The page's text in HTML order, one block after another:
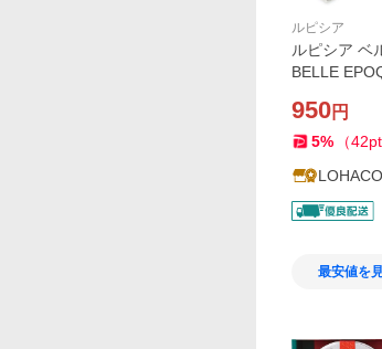
ルピシア
ルピシア ベ
BELLE
950円
5% （42pt
最安値を